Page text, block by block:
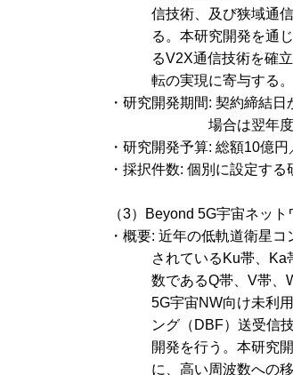
信技術、及び狭域通
る。本研究開発を通
るV2X通信技術を確
転の実現に寄与する。
・研究開発期間: 契約締結
場合は翌年
・研究開発予算: 総額10億円
・採択件数: 個別に設定す
（3）Beyond 5G宇宙ネッ
・概要: 近年の低軌道衛星
されているKu帯、
数であるQ帯、V帯、
5G宇宙NW向け未利
ング（DBF）送受信
開発を行う。本研究
に、高い周波数への